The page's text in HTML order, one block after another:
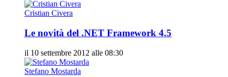
Cristian Civera
Le novità del .NET Framework 4.5
il 10 settembre 2012 alle 08:30
Stefano Mostarda